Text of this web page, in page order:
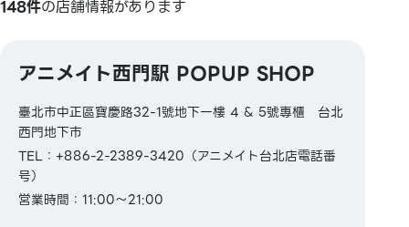
148件の店舗情報があります
アニメイト西門駅 POPUP SHOP
臺北市中正區寶慶路32-1號地下一樓 4 & 5號專櫃 台北
西門地下市
TEL：+886-2-2389-3420（アニメイト台北店電話番
号）
営業時間：11:00～21:00